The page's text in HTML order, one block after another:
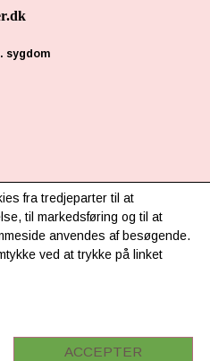
sygdom
fra tredjeparter til at
til markedsføring og til at
anvendes af besøgende.
ved at trykke på linket
ACCEPTER